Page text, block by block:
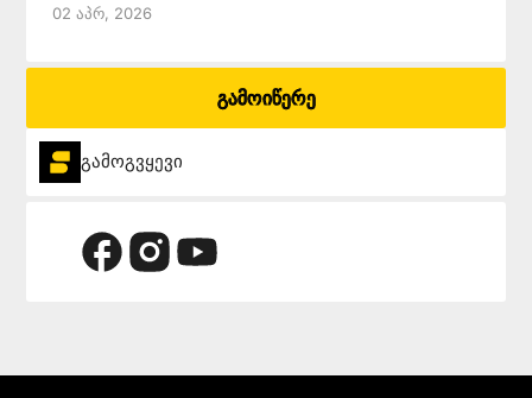
02 Აპრ, 2026
გამოიწერე
გამოგვყევი